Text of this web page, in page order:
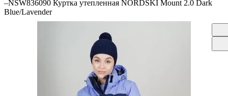
–NSW836090 Куртка утепленная NORDSKI Mount 2.0 Dark
Blue/Lavender